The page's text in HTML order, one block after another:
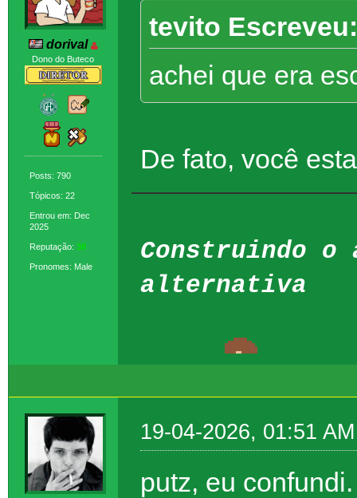
dorival
Dono do Buteco
Posts: 790
Tópicos: 22
Entrou em: Dec
2025
Reputação: 38
Pronomes: Male
tevito Escreveu:
achei que era
De fato, você
Construindo o
alternativa
19-04-2026, 01:51 AM
putz, eu